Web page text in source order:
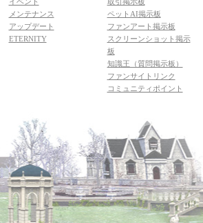
メンテナンス
アップデート
ETERNITY
ペットAI掲示板
ファンアート掲示板
スクリーンショット掲示
板
知識王（質問掲示板）
ファンサイトリンク
コミュニティポイント